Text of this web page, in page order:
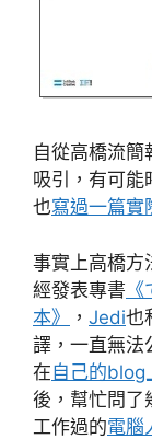
自從高橋流簡
吸引，有可能
也寫過一篇實
事實上高橋方
經發表專書
本》
， Jedi也
譯，一直無法
在自己的blog
後，幫忙問了
工作過的電腦